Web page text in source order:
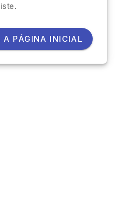
A PÁGINA INICIAL